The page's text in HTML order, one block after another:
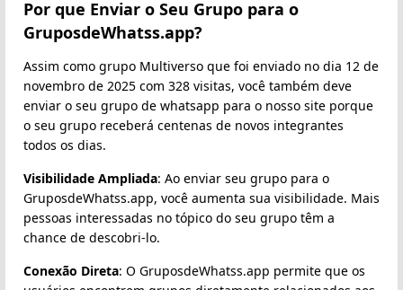
Por que Enviar o Seu Grupo para o
GruposdeWhatss.app?
Assim como grupo Multiverso que foi enviado no dia 12 de
novembro de 2025 com 328 visitas, você também deve
enviar o seu grupo de whatsapp para o nosso site porque
o seu grupo receberá centenas de novos integrantes
todos os dias.
Visibilidade Ampliada: Ao enviar seu grupo para o
GruposdeWhatss.app, você aumenta sua visibilidade. Mais
pessoas interessadas no tópico do seu grupo têm a
chance de descobri-lo.
Conexão Direta: O GruposdeWhatss.app permite que os